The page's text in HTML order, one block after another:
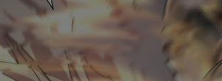
前往腾漫App继续阅读